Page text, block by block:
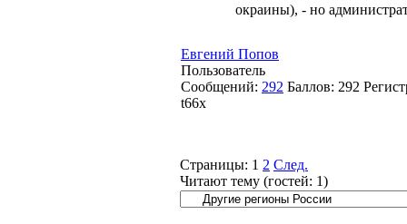
окраины), - но
Евгений Попов
Пользователь
Сообщений: 292 Баллов: 292
t66x
Страницы: 1 2 След.
Читают тему (гостей: 1)